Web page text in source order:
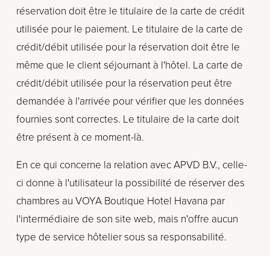
réservation doit être le titulaire de la carte de crédit
utilisée pour le paiement. Le titulaire de la carte de
crédit/débit utilisée pour la réservation doit être le
même que le client séjournant à l'hôtel. La carte de
crédit/débit utilisée pour la réservation peut être
demandée à l'arrivée pour vérifier que les données
fournies sont correctes. Le titulaire de la carte doit
être présent à ce moment-là.
En ce qui concerne la relation avec APVD B.V., celle-
ci donne à l'utilisateur la possibilité de réserver des
chambres au VOYA Boutique Hotel Havana par
l'intermédiaire de son site web, mais n'offre aucun
type de service hôtelier sous sa responsabilité.